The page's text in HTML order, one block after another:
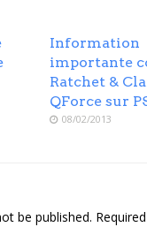
Information
importante
Ratchet &
QForce sur
08/02/2013
be published.